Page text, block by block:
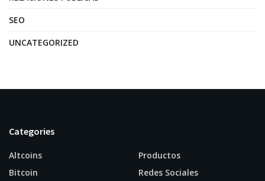
SEO
UNCATEGORIZED
Categories
Altcoins
Bitcoin
Productos
Redes Sociales